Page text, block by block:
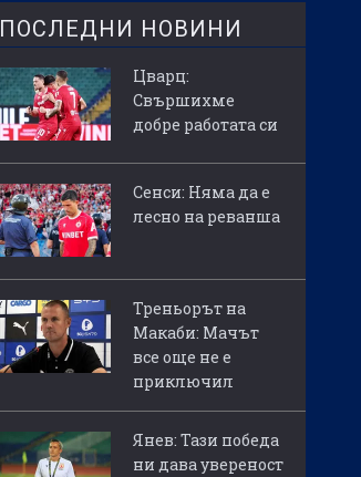
ПОСЛЕДНИ НОВИНИ
Цварц:
Свършихме
добре работата си
Сенси: Няма да е
лесно на реванша
Треньорът на
Макаби: Мачът
все още не е
приключил
Янев: Тази победа
ни дава увереност